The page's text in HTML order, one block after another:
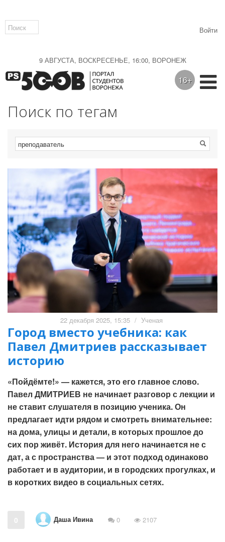
9 АВГУСТА, ВОСКРЕСЕНЬЕ, 16:00, ВОРОНЕЖ
Войти
16+
Поиск по тегам
22 декабря 2025, 15:35 / Ученая
Город вместо учебника: как
Павел Дмитриев рассказывает
историю
«Пойдёмте!» — кажется, это его главное слово.
Павел ДМИТРИЕВ не начинает разговор с лекции и
не ставит слушателя в позицию ученика. Он
предлагает идти рядом и смотреть внимательнее:
на дома, улицы и детали, в которых прошлое до
сих пор живёт. История для него начинается не с
дат, а с пространства — и этот подход одинаково
работает и в аудитории, и в городских прогулках, и
в коротких видео в социальных сетях.
0 Даша Ивина 0 2107